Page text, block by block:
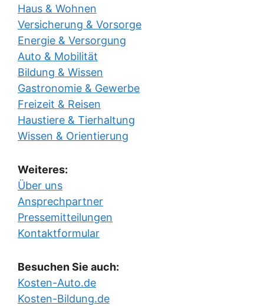
Haus & Wohnen
Versicherung & Vorsorge
Energie & Versorgung
Auto & Mobilität
Bildung & Wissen
Gastronomie & Gewerbe
Freizeit & Reisen
Haustiere & Tierhaltung
Wissen & Orientierung
Weiteres:
Über uns
Ansprechpartner
Pressemitteilungen
Kontaktformular
Besuchen Sie auch:
Kosten-Auto.de
Kosten-Bildung.de